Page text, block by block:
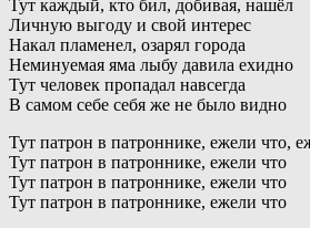
Тут каждый, кто бил, добивая, нашёл
Личную выгоду и свой интерес
Накал пламенел, озарял города
Неминуемая яма лыбу давила ехидно
Тут человек пропадал навсегда
В самом себе себя же не было видно
Тут патрон в патроннике, ежели что,
Тут патрон в патроннике, ежели что
Тут патрон в патроннике, ежели что
Тут патрон в патроннике, ежели что